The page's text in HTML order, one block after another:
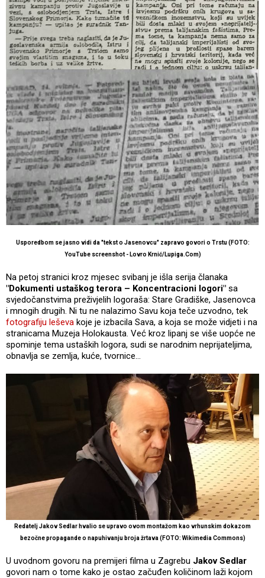
Usporedbom se jasno vidi da "tekst o Jasenovcu" zapravo govori o Trstu (FOTO:
YouTube screenshot - Lovro Krnić/Lupiga.Com)
Na petoj stranici kroz mjesec svibanj je išla serija članaka
"Dokumenti ustaškog terora – Koncentracioni logori" sa
svjedočanstvima preživjelih logoraša: Stare Gradiške, Jasenovca
i mnogih drugih. Ni tu ne nalazimo Savu koja teče uzvodno, tek
fotografiju leševa koje je izbacila Sava, a koja se može vidjeti i na
stranicama Muzeja Holokausta. Već kroz lipanj se više uopće ne
spominje tema ustaških logora, sudi se narodnim neprijateljima,
obnavlja se zemlja, kuće, tvornice…
Redatelj Jakov Sedlar hvalio se upravo ovom montažom kao vrhunskim dokazom
bezočne propagande o napuhivanju broja žrtava (FOTO: Wikimedia Commons)
U uvodnom govoru na premijeri filma u Zagrebu Jakov Sedlar
govori nam o tome kako je ostao začuđen količinom laži kojom